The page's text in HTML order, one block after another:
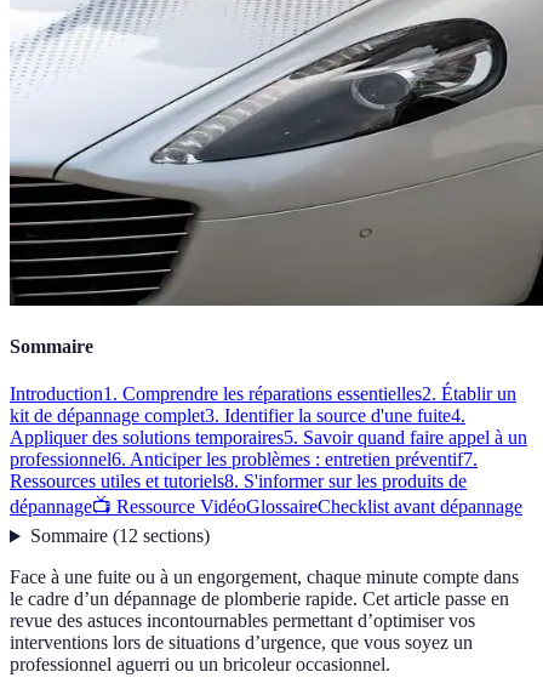
Sommaire
Introduction1. Comprendre les réparations essentielles2. Établir un
kit de dépannage complet3. Identifier la source d'une fuite4.
Appliquer des solutions temporaires5. Savoir quand faire appel à un
professionnel6. Anticiper les problèmes : entretien préventif7.
Ressources utiles et tutoriels8. S'informer sur les produits de
dépannage📺 Ressource VidéoGlossaireChecklist avant dépannage
Sommaire(12 sections)
Face à une fuite ou à un engorgement, chaque minute compte dans
le cadre d’un dépannage de plomberie rapide. Cet article passe en
revue des astuces incontournables permettant d’optimiser vos
interventions lors de situations d’urgence, que vous soyez un
professionnel aguerri ou un bricoleur occasionnel.